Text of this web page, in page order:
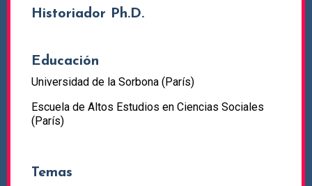
Historiador Ph.D.
Educación
Universidad de la Sorbona (París)
Escuela de Altos Estudios en Ciencias Sociales
(París)
Temas